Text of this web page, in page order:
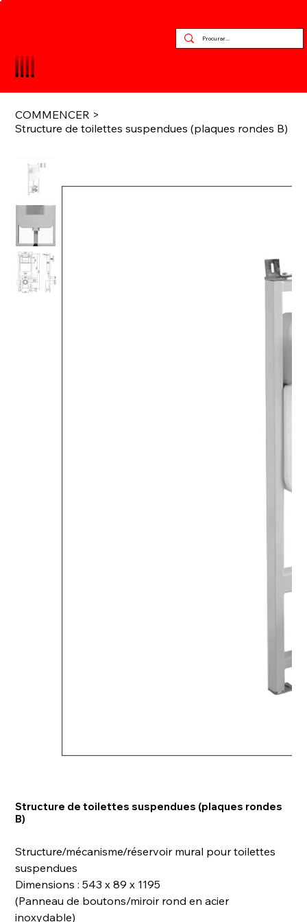
COMMENCER >
Structure de toilettes suspendues (plaques rondes B)
Structure de toilettes suspendues (plaques rondes
B)
Structure/mécanisme/réservoir mural pour toilettes
suspendues
Dimensions : 543 x 89 x 1195
(Panneau de boutons/miroir rond en acier
inoxydable)